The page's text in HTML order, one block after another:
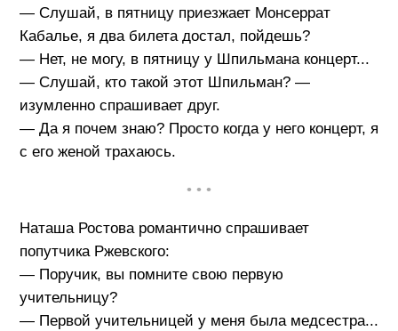
— Слушай, в пятницу приезжает Монсеррат
Кабалье, я два билета достал, пойдешь?
— Нет, не могу, в пятницу у Шпильмана концерт...
— Слушай, кто такой этот Шпильман? —
изумленно спрашивает друг.
— Да я почем знаю? Просто когда у него концерт, я
с его женой трахаюсь.
• • •
Наташа Ростова романтично спрашивает
попутчика Ржевского:
— Поручик, вы помните свою первую
учительницу?
— Первой учительницей у меня была медсестра...